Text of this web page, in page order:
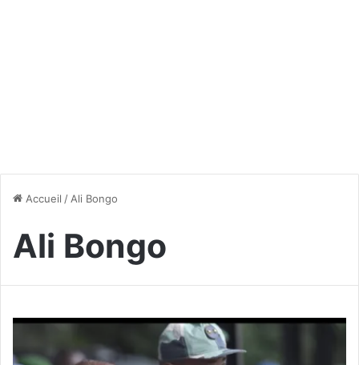
Accueil / Ali Bongo
Ali Bongo